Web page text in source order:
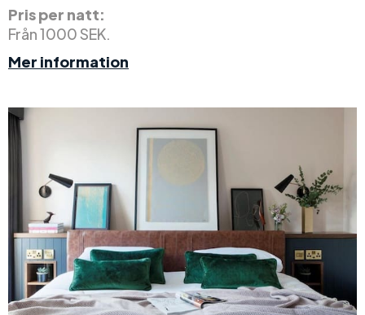
Pris per natt:
Från 1000 SEK.
Mer information